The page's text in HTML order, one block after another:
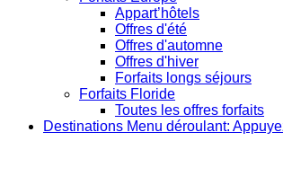
Appart’hôtels
Offres d'été
Offres d'automne
Offres d'hiver
Forfaits longs séjours
Forfaits Floride
Toutes les offres forfaits
Destinations Menu déroulant: